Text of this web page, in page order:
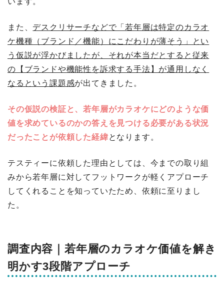
また、 デスクリサーチなどで「若年層は特定のカラオ
ケ機種（ブランド／機能）にこだわりが薄そう」とい
う仮説が浮かびましたが、それが本当だとすると従来
の【ブランドや機能性を訴求する手法】が通用しなく
なるという課題感が出てきました。
その仮説の検証と、若年層がカラオケにどのような価
値を求めているのかの答えを見つける必要がある状況
だったことが依頼した経緯となります。
テスティーに依頼した理由としては、今までの取り組
みから若年層に対してフットワークが軽くアプローチ
してくれることを知っていたため、依頼に至りまし
た。
調査内容｜若年層のカラオケ価値を解き
明かす3段階アプローチ